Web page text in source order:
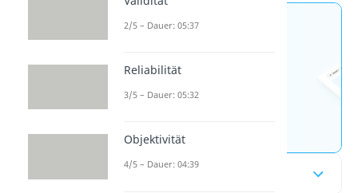
Jetzt neu: Teste dein
kostenlosen Aufgaben 🚀
2/5 – Dauer: 05:37
Reliabilität
3/5 – Dauer: 05:32
Objektivität
4/5 – Dauer: 04:39